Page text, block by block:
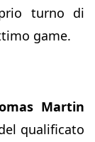
turno di
game.
Martin
qualificato